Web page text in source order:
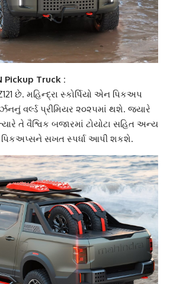
Pickup Truck :
છે. મહિન્દ્રા સ્કોર્પિયો એન પિકઅપ
વર્લ્ડ પ્રીમિયર ૨૦૨૫માં થશે. જ્યારે
તે વૈશ્વિક બજારમાં ટોયોટા સહિત અન્ય
સખત સ્પર્ધા આપી શકશે.